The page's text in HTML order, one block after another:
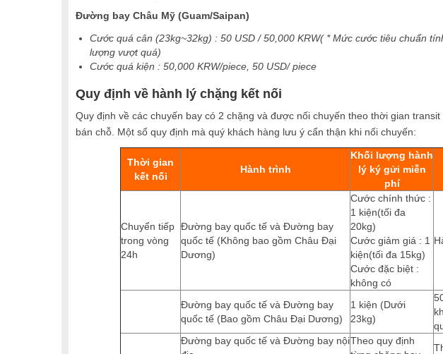
Đường bay Châu Mỹ (Guam/Saipan)
Cước quá cân (23kg~32kg) : 50 USD / 50,000 KRW( * Mức cước tiêu chuẩn
lượng vượt quá)
Cước quá kiện : 50,000 KRW/piece, 50 USD/ piece
Quy định về hành lý chặng kết nối
Quy định về các chuyến bay có 2 chặng và được nối chuyến theo thời gian
bán chỗ. Một số quy định mà quý khách hàng lưu ý cẩn thận khi nối chuyến:
Thời gian
kết nối
Hành trình
Khối lượng hành
lý ký gửi miễn
phí
Chuyển tiếp
trong vòng
24h
Đường bay quốc tế và Đường bay
quốc tế (Không bao gồm Châu Đại
Dương)
Cước chính thức :
1 kiện(tối đa
20kg)
Cước giảm giá : 1
kiện(tối đa 15kg)
Cước đặc biệt :
không có
Đường bay quốc tế và Đường bay
quốc tế (Bao gồm Châu Đại Dương)
1 kiện (Dưới
23kg)
Đường bay quốc tế và Đường bay nộiTheo quy định